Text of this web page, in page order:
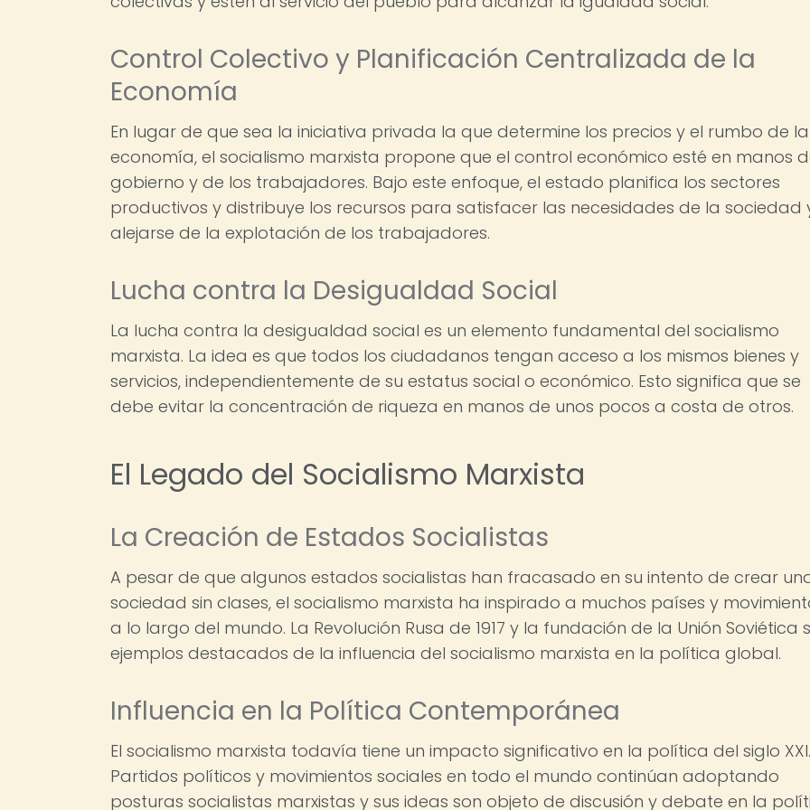
Control Colectivo y Planificación Centralizada de la
Economía
En lugar de que sea la iniciativa privada la que determine los precios y el rumbo de la
economía, el socialismo marxista propone que el control económico esté en manos
gobierno y de los trabajadores. Bajo este enfoque, el estado planifica los sectores
productivos y distribuye los recursos para satisfacer las necesidades de la sociedad
alejarse de la explotación de los trabajadores.
Lucha contra la Desigualdad Social
La lucha contra la desigualdad social es un elemento fundamental del socialismo
marxista. La idea es que todos los ciudadanos tengan acceso a los mismos bienes y
servicios, independientemente de su estatus social o económico. Esto significa que se
debe evitar la concentración de riqueza en manos de unos pocos a costa de otros.
El Legado del Socialismo Marxista
La Creación de Estados Socialistas
A pesar de que algunos estados socialistas han fracasado en su intento de crear
sociedad sin clases, el socialismo marxista ha inspirado a muchos países y
a lo largo del mundo. La Revolución Rusa de 1917 y la fundación de la Unión Soviética
ejemplos destacados de la influencia del socialismo marxista en la política global.
Influencia en la Política Contemporánea
El socialismo marxista todavía tiene un impacto significativo en la política del siglo XXI.
Partidos políticos y movimientos sociales en todo el mundo continúan adoptando
posturas socialistas marxistas y sus ideas son objeto de discusión y debate en la